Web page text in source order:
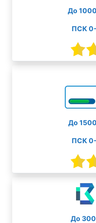
До
ПСК
До
ПСК
До